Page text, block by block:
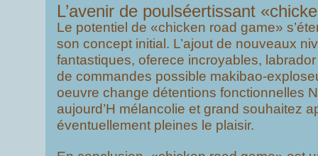
L’avenir de poulséertissant
Le potentiel de «chicken road game»
son concept initial. L’ajout de nouveaux
fantastiques, oferece incroyables,
de commandes possible makibao-
oeuvre change détentions fonctionnelles
aujourd’H mélancolie et grand souhaitez
éventuellement pleines le plaisir.